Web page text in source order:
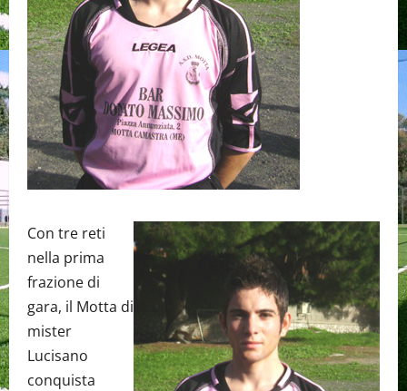
Con tre reti
nella prima
frazione di
gara, il Motta di
mister
Lucisano
conquista